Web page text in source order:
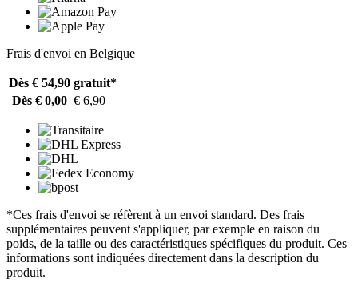
Frais d'envoi en Belgique
Dès € 54,90 gratuit*
Dès € 0,00 € 6,90
*Ces frais d'envoi se réfèrent à un envoi standard. Des frais
supplémentaires peuvent s'appliquer, par exemple en raison du
poids, de la taille ou des caractéristiques spécifiques du produit. Ces
informations sont indiquées directement dans la description du
produit.